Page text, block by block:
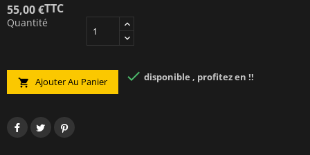
55,00 €TTC
Quantité
 Ajouter Au Panier  disponible , profitez en !!